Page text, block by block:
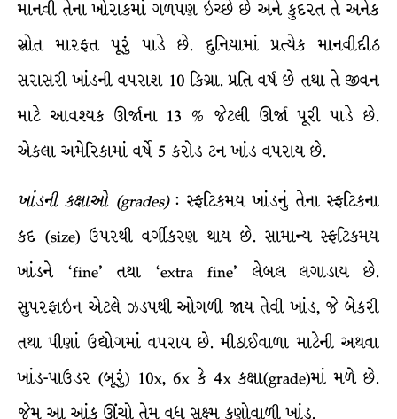
માનવી તેના ખોરાકમાં ગળપણ ઇચ્છે છે અને કુદરત તે અનેક
સ્રોત મારફત પૂરું પાડે છે. દુનિયામાં પ્રત્યેક માનવીદીઠ
સરાસરી ખાંડની વપરાશ 10 કિગ્રા. પ્રતિ વર્ષ છે તથા તે જીવન
માટે આવશ્યક ઊર્જાના 13 % જેટલી ઊર્જા પૂરી પાડે છે.
એકલા અમેરિકામાં વર્ષે 5 કરોડ ટન ખાંડ વપરાય છે.
ખાંડની કક્ષાઓ(grades): સ્ફટિકમય ખાંડનું તેના સ્ફટિકના
કદ (size) ઉપરથી વર્ગીકરણ થાય છે. સામાન્ય સ્ફટિકમય
ખાંડને ‘fine’ તથા ‘extra fine’ લેબલ લગાડાય છે.
સુપરફાઇન એટલે ઝડપથી ઓગળી જાય તેવી ખાંડ, જે બેકરી
તથા પીણાં ઉદ્યોગમાં વપરાય છે. મીઠાઈવાળા માટેની અથવા
ખાંડ-પાઉડર (બૂરું) 10x, 6x કે 4x કક્ષા(grade)માં મળે છે.
જેમ આ આંક ઊંચો તેમ વધુ સૂક્ષ્મ કણોવાળી ખાંડ.